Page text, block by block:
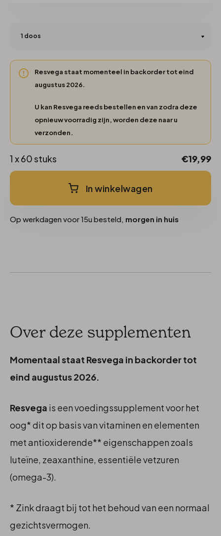
Resvega staat momenteel in backorder tot eind
augustus 2026.
U kan Resvega reeds bestellen en van zodra deze
opnieuw voorradig zijn, worden deze naar u
verzonden.
1 x 60 stuks €19,99
In winkelwagen
Op werkdagen voor 15u besteld, morgen in huis
Over deze supplementen
Momentaal staat Resvega in backorder tot
eind augustus 2026.
Resvega is een voedingssupplement voor het
oog* dit op basis van vitaminen en elementen
met antioxiderende** eigenschappen zoals
luteïne, zeaxanthine, essentiële vetzuren
(omega-3).
* Zink draagt bij tot het behoud van een normaal
gezichtsvermogen.